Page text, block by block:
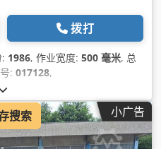
拨打
1986, 作业宽度: 500 毫米, 总
: 017128,
小广告
搜索